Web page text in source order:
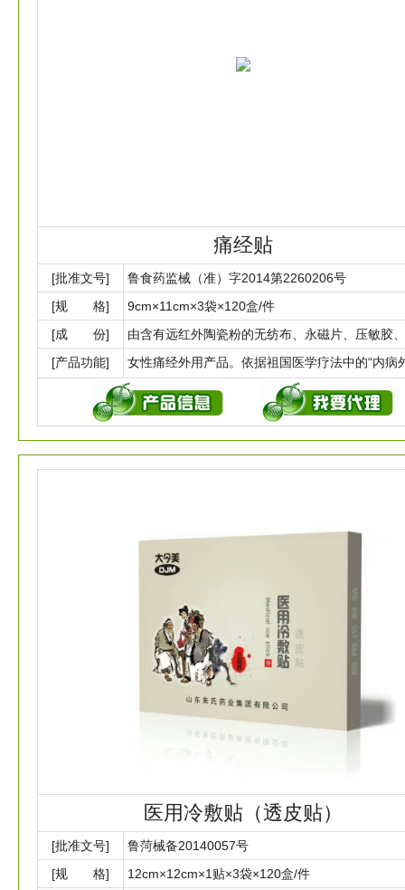
痛经贴
[批准文号]
鲁食药监械（准）字2014第2260206号
[规 格]
9cm×11cm×3袋×120盒/件
[成 份]
[产品功能]
医用冷敷贴（透皮贴）
[批准文号]
鲁菏械备20140057号
[规 格]
12cm×12cm×1贴×3袋×120盒/件